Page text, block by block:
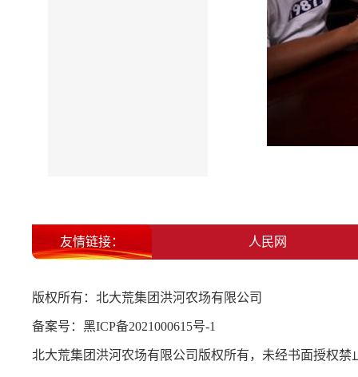
友情链接：
北大荒集团 人民网
版权所有：北大荒集团洪河农场有限公司
备案号： 黑ICP备2021000615号-1
北大荒集团洪河农场有限公司版权所有，未经书面授权禁